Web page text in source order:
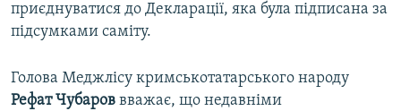
приєднуватися до Декларації, яка була підписана за
підсумками саміту.
Голова Меджлісу кримськотатарського народу
Рефат Чубаров вважає, що недавніми